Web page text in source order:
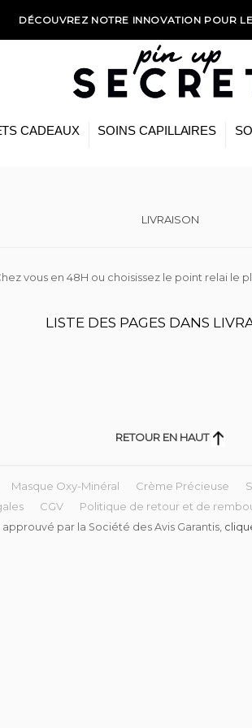
DÉCOUVREZ NOTRE INNOVATION POUR
CADEAUX SOINS CAPILLAIRES
LIVRAISON
vous en 48H ou choisissez le point relai le
LISTE DES PAGES DANS
RETOUR EN HAUT
Masque Oxy-Minéral Crème Précieuse
CGV Politique de retour et de
approuvé par la Société des Avis Garantis,